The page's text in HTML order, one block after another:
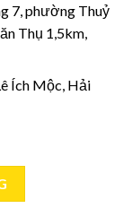
7, phường Thuỷ
Thụ 1,5km,
Ích Mộc, Hải